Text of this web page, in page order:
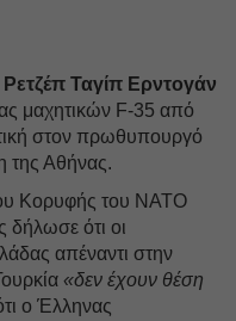
Ρετζέπ Ταγίπ Ερντογάν
μαχητικών F-35 από
στον πρωθυπουργό
της Αθήνας.
Κορυφής του ΝΑΤΟ
ότι οι
απέναντι στην
«δεν έχουν θέση
ο Έλληνας